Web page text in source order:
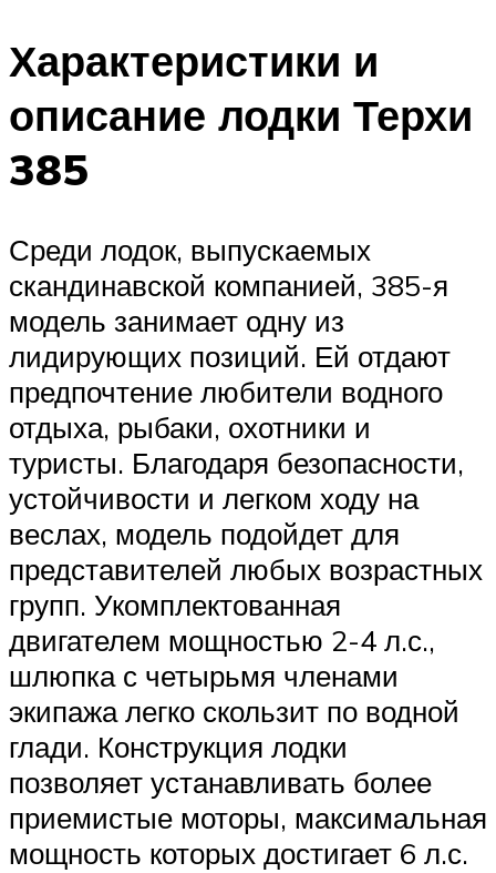
Характеристики и
описание лодки Терхи
385
Среди лодок, выпускаемых
скандинавской компанией, 385-я
модель занимает одну из
лидирующих позиций. Ей отдают
предпочтение любители водного
отдыха, рыбаки, охотники и
туристы. Благодаря безопасности,
устойчивости и легком ходу на
веслах, модель подойдет для
представителей любых возрастных
групп. Укомплектованная
двигателем мощностью 2-4 л.с.,
шлюпка с четырьмя членами
экипажа легко скользит по водной
глади. Конструкция лодки
позволяет устанавливать более
приемистые моторы, максимальная
мощность которых достигает 6 л.с.